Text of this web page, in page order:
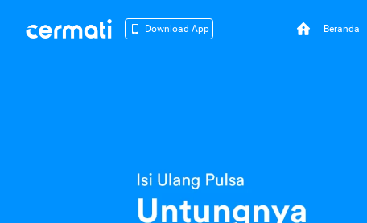
Download App Beranda